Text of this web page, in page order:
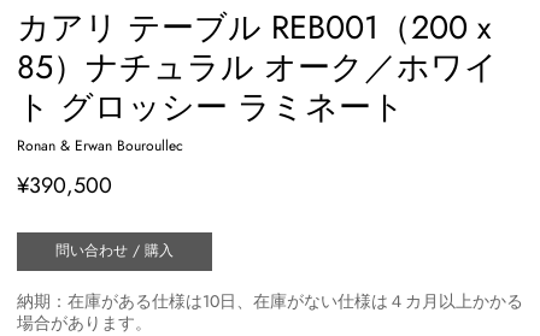
カアリ テーブル REB001（200 x
85）ナチュラル オーク／ホワイ
ト グロッシー ラミネート
Ronan & Erwan Bouroullec
¥390,500
問い合わせ / 購入
納期：在庫がある仕様は10日、在庫がない仕様は４カ月以上かかる
場合があります。